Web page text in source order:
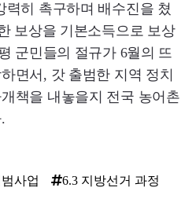
력히 촉구하며 배수진을 쳤
보상을 기본소득으로 보상
군민들의 절규가 6월의 뜨
면서, 갓 출범한 지역 정치
책을 내놓을지 전국 농어촌
사업
6.3 지방선거 과정